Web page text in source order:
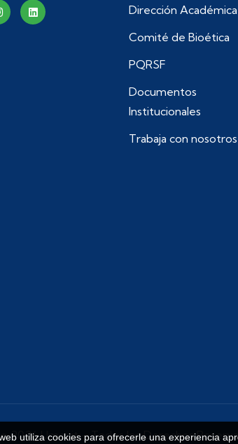
utiliza cookies para ofrecerle una experiencia
Dirección Académica
Comité de Bioética
PQRSF
Documentos
Institucionales
Trabaja con nosotros
© 2026 Umecit – Todos los Derechos